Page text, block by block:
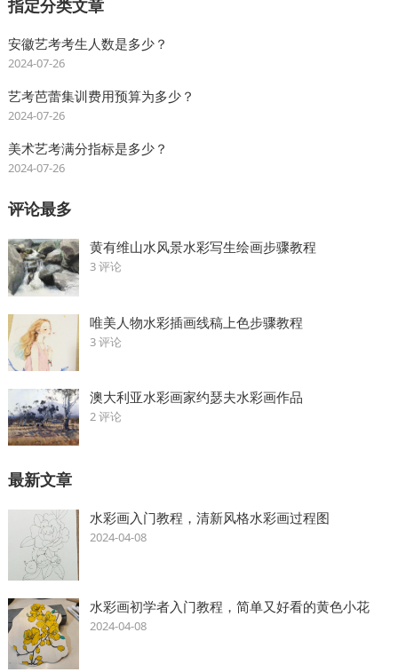
指定分类文章
安徽艺考考生人数是多少？
2024-07-26
艺考芭蕾集训费用预算为多少？
2024-07-26
美术艺考满分指标是多少？
2024-07-26
评论最多
黄有维山水风景水彩写生绘画步骤教程
3 评论
唯美人物水彩插画线稿上色步骤教程
3 评论
澳大利亚水彩画家约瑟夫水彩画作品
2 评论
最新文章
水彩画入门教程，清新风格水彩画过程图
2024-04-08
水彩画初学者入门教程，简单又好看的黄色小花
2024-04-08